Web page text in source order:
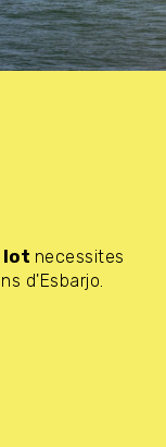
Iot necessites
d'Esbarjo.